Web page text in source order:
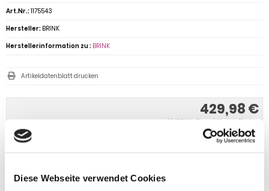
Diese Webseite verwendet Cookies
429,98 €
inkl. 19 % MwSt. zzgl.Versandkosten
Versandgruppe:
Art.Nr.:1175543
Hersteller: BRINK
Herstellerinformation zu : BRINK
Artikeldatenblatt drucken